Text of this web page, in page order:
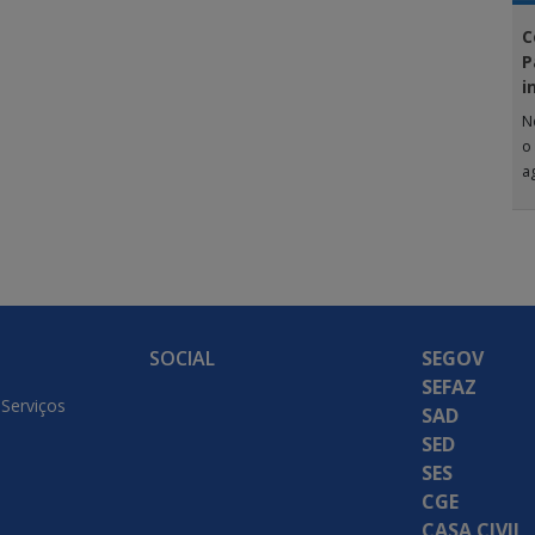
o
SOCIAL
SEGOV
SEFAZ
SAD
SED
SES
CGE